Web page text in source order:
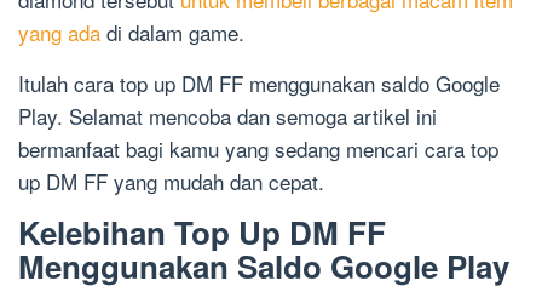
yang ada di dalam game.
Itulah cara top up DM FF menggunakan saldo Google
Play. Selamat mencoba dan semoga artikel ini
bermanfaat bagi kamu yang sedang mencari cara top
up DM FF yang mudah dan cepat.
Kelebihan Top Up DM FF
Menggunakan Saldo Google Play